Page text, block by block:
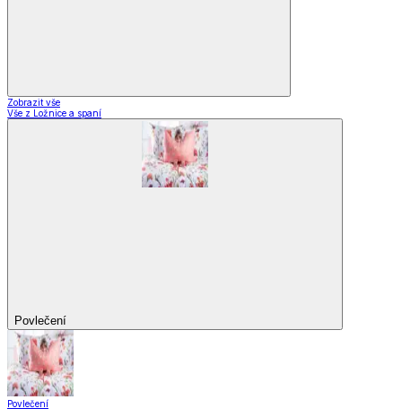
Zobrazit vše
Vše z Ložnice a spaní
Povlečení
Povlečení